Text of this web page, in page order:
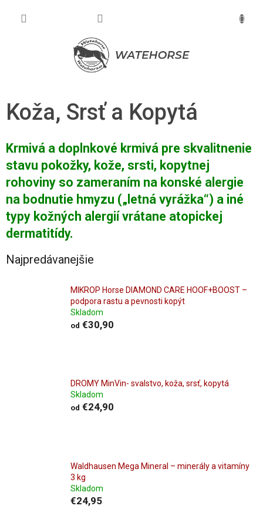
Koža, Srsť a Kopytá
Krmivá a doplnkové krmivá pre skvalitnenie
stavu pokožky, kože, srsti, kopytnej
rohoviny so zameraním na konské alergie
na bodnutie hmyzu („letná vyrážka“) a iné
typy kožných alergií vrátane atopickej
dermatitídy.
Najpredávanejšie
MIKROP Horse DIAMOND CARE HOOF+BOOST –
podpora rastu a pevnosti kopýt
Skladom
od €30,90
DROMY MinVin- svalstvo, koža, srsť, kopytá
Skladom
od €24,90
Waldhausen Mega Mineral – minerály a vitamíny
3 kg
Skladom
€24,95